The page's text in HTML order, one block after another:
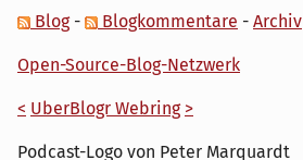
Blog- Blogkommentare - Archiv
Open-Source-Blog-Netzwerk
< UberBlogr Webring >
Podcast-Logo von Peter Marquardt